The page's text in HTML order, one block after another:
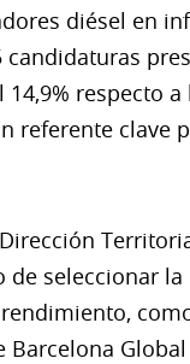
diésel en
respecto
referente clave
de seleccionar